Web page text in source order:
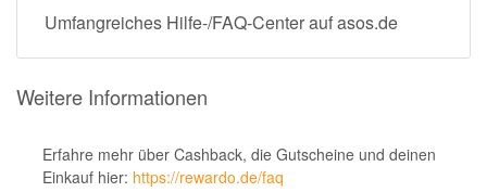
Umfangreiches Hilfe-/FAQ-Center auf asos.de
Weitere Informationen
Erfahre mehr über Cashback, die Gutscheine und deinen
Einkauf hier: https://rewardo.de/faq